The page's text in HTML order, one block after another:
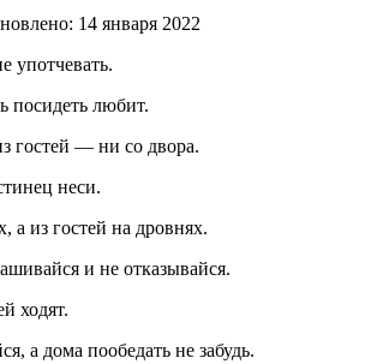
14 января 2022
употчевать.
посидеть любит.
гостей — ни со двора.
неси.
а из гостей на дровнях.
и не отказывайся.
ходят.
а дома пообедать не забудь.